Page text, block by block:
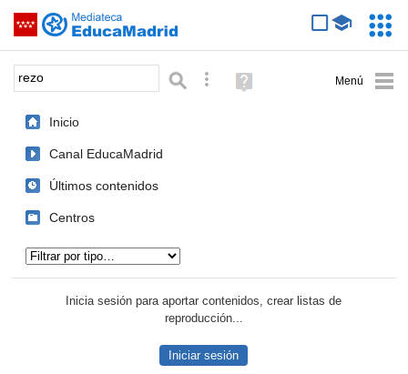
Saltar navegación
Palabra o frase: Búsqueda avanzada
Ayuda
(en
Inicio
Canal EducaMadrid
Últimos contenidos
Centros
Inicia sesión para aportar contenidos, crear listas de
reproducción...
Iniciar sesión